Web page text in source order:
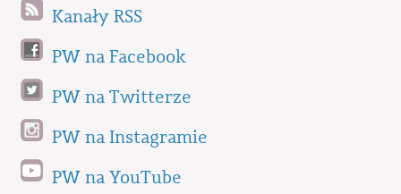
Kanały RSS
PW na Facebook
PW na Twitterze
PW na Instagramie
PW na YouTube